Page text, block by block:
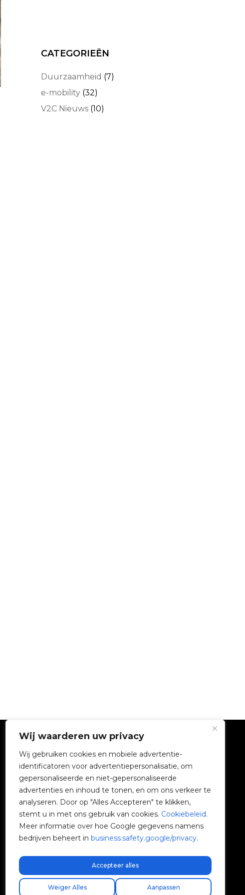
Wij waarderen uw privacy
Wij gebruiken cookies en mobiele advertentie-
identificatoren voor advertentiepersonalisatie, om
gepersonaliseerde en niet-gepersonaliseerde
advertenties en inhoud te tonen, en om ons verkeer te
analyseren. Door op "Alles Accepteren" te klikken,
stemt u in met ons gebruik van cookies. Cookiebeleid.
Meer informatie over hoe Google gegevens namens
bedrijven beheert in business.safety.google/privacy.
Aanpassen
Weiger Alles
Accepteer alles
CATEGORIEËN
Duurzaamheid (7)
e-mobility (32)
V2C Nieuws (10)
V2C Gemeenschap
e-Chargers
V2C Cloud
V2C Payments